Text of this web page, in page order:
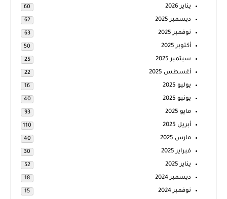
يناير 2026 60
ديسمبر 2025 62
نوفمبر 2025 63
أكتوبر 2025 50
سبتمبر 2025 25
أغسطس 2025 22
يوليو 2025 16
يونيو 2025 40
مايو 2025 93
أبريل 2025 110
مارس 2025 40
فبراير 2025 30
يناير 2025 52
ديسمبر 2024 18
نوفمبر 2024 15